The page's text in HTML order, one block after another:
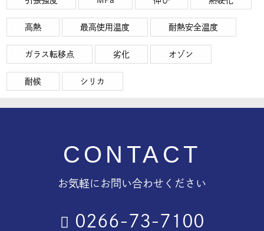
高熱 最高使用温度 耐熱安全温度
ガラス転移点 劣化 オゾン
耐候 シリカ
CONTACT
お気軽にお問い合わせください
0266-73-7100